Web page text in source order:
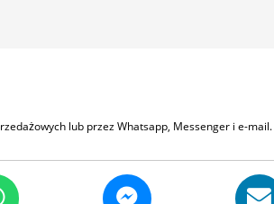
lub przez Whatsapp, Messenger i e-